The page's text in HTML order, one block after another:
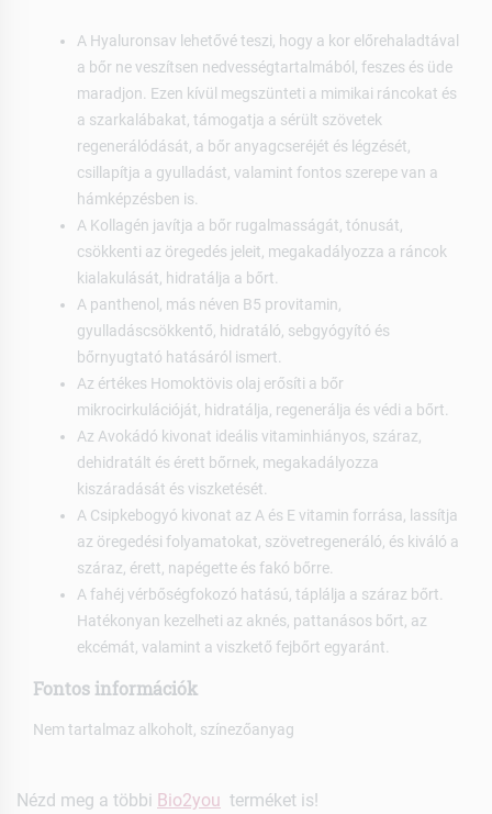
A Hyaluronsav lehetővé teszi, hogy a kor előrehaladtával
a bőr ne veszítsen nedvességtartalmából, feszes és üde
maradjon. Ezen kívül megszünteti a mimikai ráncokat és
a szarkalábakat, támogatja a sérült szövetek
regenerálódását, a bőr anyagcseréjét és légzését,
csillapítja a gyulladást, valamint fontos szerepe van a
hámképzésben is.
A Kollagén javítja a bőr rugalmasságát, tónusát,
csökkenti az öregedés jeleit, megakadályozza a ráncok
kialakulását, hidratálja a bőrt.
A panthenol, más néven B5 provitamin,
gyulladáscsökkentő, hidratáló, sebgyógyító és
bőrnyugtató hatásáról ismert.
Az értékes Homoktövis olaj erősíti a bőr
mikrocirkulációját, hidratálja, regenerálja és védi a bőrt.
Az Avokádó kivonat ideális vitaminhiányos, száraz,
dehidratált és érett bőrnek, megakadályozza
kiszáradását és viszketését.
A Csipkebogyó kivonat az A és E vitamin forrása, lassítja
az öregedési folyamatokat, szövetregeneráló, és kiváló a
száraz, érett, napégette és fakó bőrre.
A fahéj vérbőségfokozó hatású, táplálja a száraz bőrt.
Hatékonyan kezelheti az aknés, pattanásos bőrt, az
ekcémát, valamint a viszkető fejbőrt egyaránt.
Fontos információk
Nem tartalmaz alkoholt, színezőanyag
Nézd meg a többi Bio2you terméket is!